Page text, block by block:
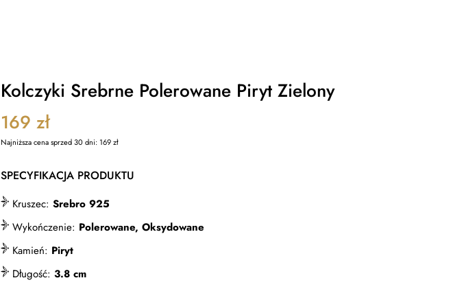
Kolczyki Srebrne Polerowane Piryt Zielony
169 zł
Najniższa cena sprzed 30 dni:169zł
SPECYFIKACJA PRODUKTU
Kruszec: Srebro 925
Wykończenie: Polerowane, Oksydowane
Kamień: Piryt
Długość: 3.8 cm